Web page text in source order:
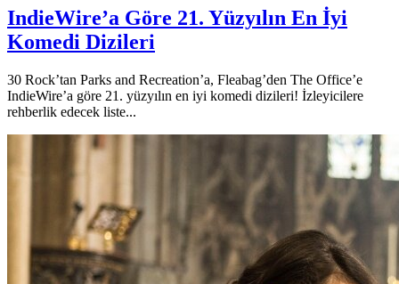
IndieWire’a Göre 21. Yüzyılın En İyi
Komedi Dizileri
30 Rock’tan Parks and Recreation’a, Fleabag’den The Office’e
IndieWire’a göre 21. yüzyılın en iyi komedi dizileri! İzleyicilere
rehberlik edecek liste...